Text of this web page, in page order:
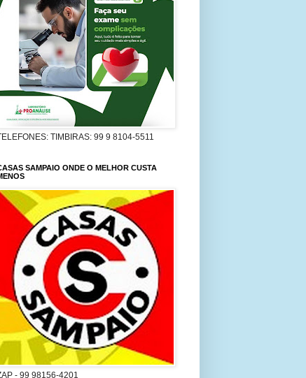
TIMBIRAS: 99 9 8104-5511
SAMPAIO ONDE O MELHOR CUSTA
- 99 98156-4201